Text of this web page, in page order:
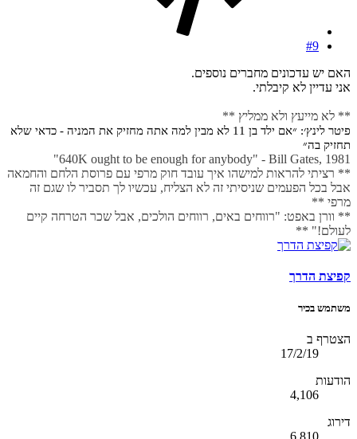
#9
האם יש עדכונים מחברים נוספים.
אני עדיין לא קיבלתי.
** לא מייעץ ולא ממליץ **
פיטר לינץ׳: ״אם ילד בן 11 לא מבין למה אתה מחזיק את המניה - כדאי שלא
תחזיק בה״
640K ought to be enough for anybody" - Bill Gates, 1981"
** רציתי להראות למישהו איך עובד חוק מרפי עם פרוסת הלחם והחמאה
אבל בכל הפעמים שניסיתי זה לא הצליח, עכשיו לך תסביר לו שגם זה
מרפי **
** וורן באפט: "רווחים באים, רווחים הולכים, אבל שכר הטרחה קיים
לעולם!" **
קפיצת הדרך
משתמש בכיר
הצטרף ב
17/2/19
הודעות
4,106
דירוג
6,810